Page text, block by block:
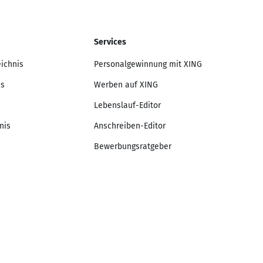
Services
Personalgewinnung mit XING
Werben auf XING
Lebenslauf-Editor
Anschreiben-Editor
Bewerbungsratgeber